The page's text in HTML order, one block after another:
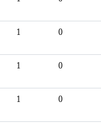
1 0
1 0
1 0